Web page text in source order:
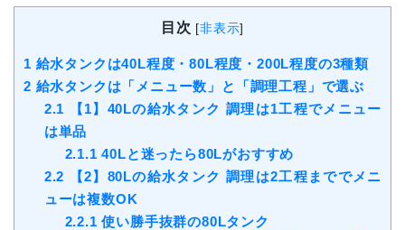
目次 [非表示]
1 給水タンクは40L程度・80L程度・200L程度の3種類
2 給水タンクは「メニュー数」と「調理工程」で選ぶ
2.1 【1】40Lの給水タンク 調理は1工程でメニュー
は単品
2.1.1 40Lと迷ったら80Lがおすすめ
2.2 【2】80Lの給水タンク 調理は2工程まででメニ
ューは複数OK
2.2.1 使い勝手抜群の80Lタンク